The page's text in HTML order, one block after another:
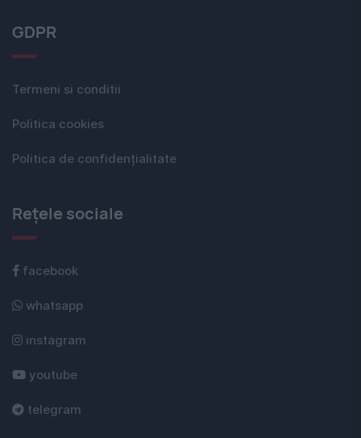
GDPR
Termeni si conditii
Politica cookies
Politica de confidențialitate
Rețele sociale
facebook
whatsapp
instagram
youtube
telegram